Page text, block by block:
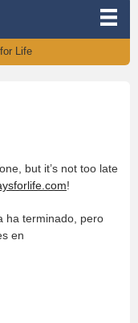
Life
but it’s not too late
!
ha terminado, pero
en